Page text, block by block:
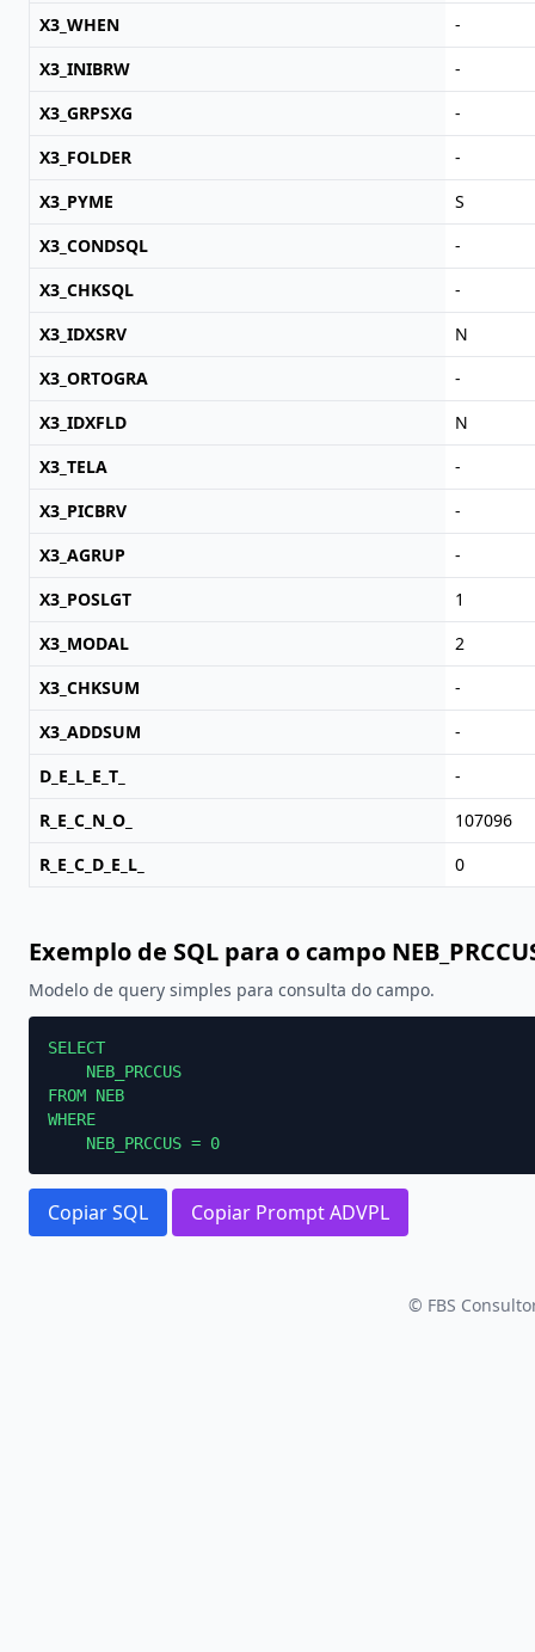
X3_WHEN
-
X3_INIBRW
-
X3_GRPSXG
-
X3_FOLDER
-
X3_PYME
S
X3_CONDSQL
-
X3_CHKSQL
-
X3_IDXSRV
N
X3_ORTOGRA
-
X3_IDXFLD
N
X3_TELA
-
X3_PICBRV
-
X3_AGRUP
-
X3_POSLGT
1
X3_MODAL
2
X3_CHKSUM
-
X3_ADDSUM
-
D_E_L_E_T_
-
R_E_C_N_O_
107096
R_E_C_D_E_L_
0
Exemplo de SQL para o campo
Modelo de query simples para consulta do campo.
SELECT
    NEB_PRCCUS
FROM NEB
WHERE
    NEB_PRCCUS = 0
Copiar SQL Copiar Prompt ADVPL
© FBS